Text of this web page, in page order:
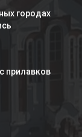
городах
прилавков